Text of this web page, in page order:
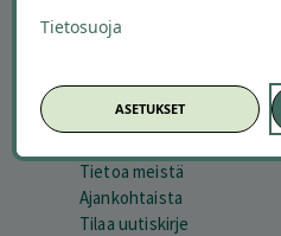
Kuinka Offerilla toimii
Suosittele Offerillaa
TUTUSTU MEIHIN
Tietoa meistä
Ajankohtaista
Tilaa uutiskirje
Tietosuoja
ASETUKSET